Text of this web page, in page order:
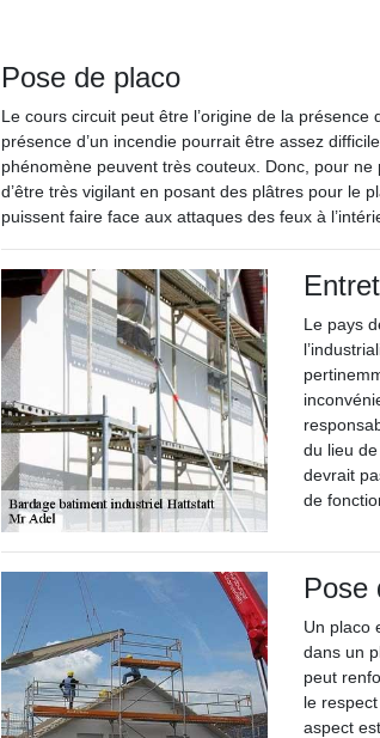
Pose de placo
Le cours circuit peut être l’origine de la
présence d’un incendie pourrait être assez
phénomène peuvent très couteux. Donc, pour
d’être très vigilant en posant des plâtres pour le
puissent faire face aux attaques des feux à
Le pays
du lieu
devrait
de
Pose
Un placo
dans un
peut
le
aspect